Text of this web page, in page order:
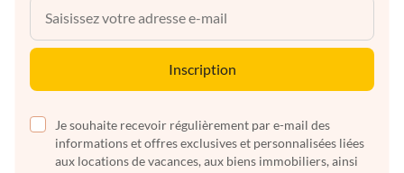
Inscription
Je souhaite recevoir régulièrement par e-mail des
informations et offres exclusives et personnalisées liées
aux locations de vacances, aux biens immobiliers, ainsi